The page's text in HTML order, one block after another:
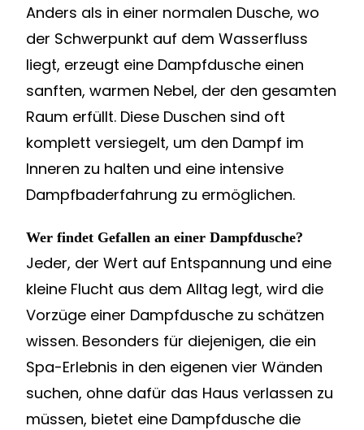
Anders als in einer normalen Dusche, wo
der Schwerpunkt auf dem Wasserfluss
liegt, erzeugt eine Dampfdusche einen
sanften, warmen Nebel, der den gesamten
Raum erfüllt. Diese Duschen sind oft
komplett versiegelt, um den Dampf im
Inneren zu halten und eine intensive
Dampfbaderfahrung zu ermöglichen.
Wer findet Gefallen an einer Dampfdusche?
Jeder, der Wert auf Entspannung und eine
kleine Flucht aus dem Alltag legt, wird die
Vorzüge einer Dampfdusche zu schätzen
wissen. Besonders für diejenigen, die ein
Spa-Erlebnis in den eigenen vier Wänden
suchen, ohne dafür das Haus verlassen zu
müssen, bietet eine Dampfdusche die